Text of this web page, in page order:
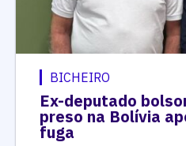
BICHEIRO
Ex-deputado
preso na Bolívia
fuga